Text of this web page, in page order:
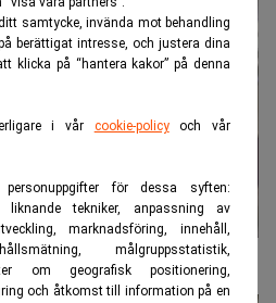
samtycke, invända mot behandling
berättigat intresse, och justera dina
klicka på “hantera kakor” på denna
i vår cookie-policyoch vår
för dessa syften:
liknande tekniker, anpassning av
marknadsföring, innehåll,
målgruppsstatistik,
om geografisk positionering,
och åtkomst till information på en
Årets Advokatbyrå